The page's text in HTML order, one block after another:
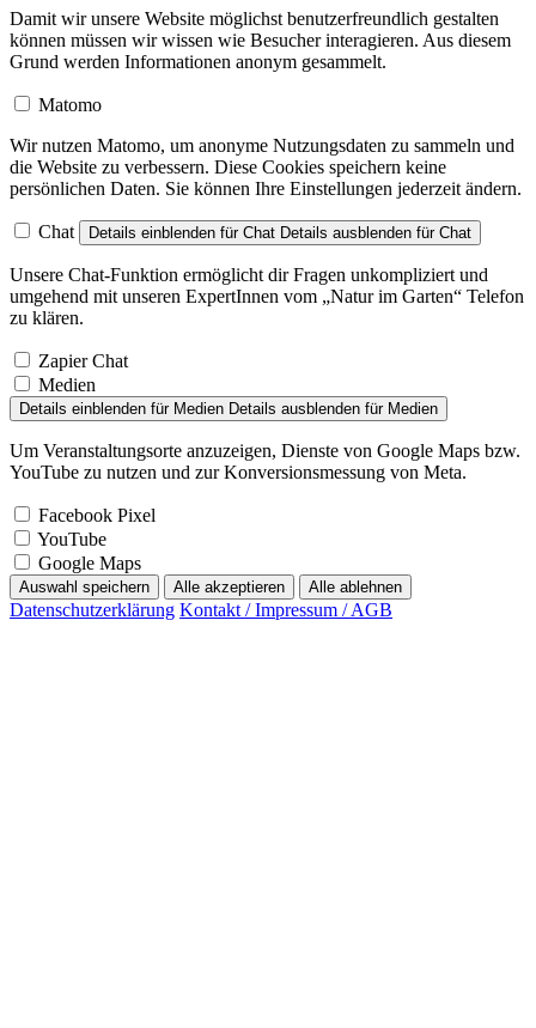
Damit wir unsere Website möglichst benutzerfreundlich gestalten
können müssen wir wissen wie Besucher interagieren. Aus diesem
Grund werden Informationen anonym gesammelt.
Matomo
Wir nutzen Matomo, um anonyme Nutzungsdaten zu sammeln und
die Website zu verbessern. Diese Cookies speichern keine
persönlichen Daten. Sie können Ihre Einstellungen jederzeit ändern.
Chat Details einblenden für Chat Details ausblenden für Chat
Unsere Chat-Funktion ermöglicht dir Fragen unkompliziert und
umgehend mit unseren ExpertInnen vom „Natur im Garten“ Telefon
zu klären.
Zapier Chat
Medien
Details einblenden für Medien Details ausblenden für Medien
Um Veranstaltungsorte anzuzeigen, Dienste von Google Maps bzw.
YouTube zu nutzen und zur Konversionsmessung von Meta.
Facebook Pixel
YouTube
Google Maps
Auswahl speichern Alle akzeptieren Alle ablehnen
Datenschutzerklärung Kontakt / Impressum / AGB